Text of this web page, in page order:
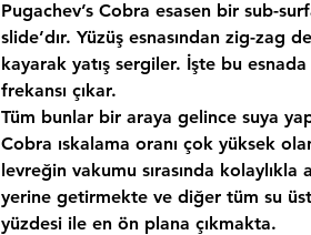
Pugachev’s Cobra esasen bir sub-
slide’dır. Yüzüş esnasından zig-zag
kayarak yatış sergiler. İşte bu
frekansı çıkar.
Tüm bunlar bir araya gelince suya
Cobra ıskalama oranı çok yüksek
levreğin vakumu sırasında
yerine getirmekte ve diğer tüm su
yüzdesi ile en ön plana çıkmakta.